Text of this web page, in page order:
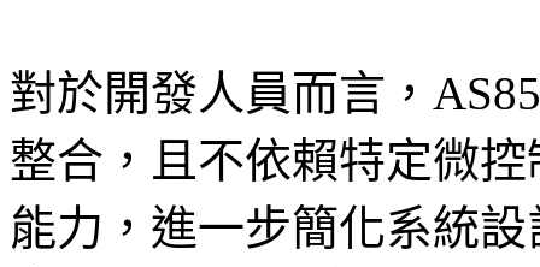
對於開發人員而言，
整合，且不依賴特定微
能力，進一步簡化系統